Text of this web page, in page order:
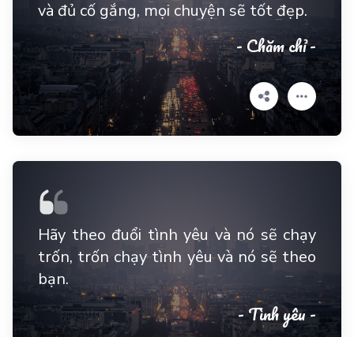
và đủ cố gắng, mọi chuyện sẽ tốt đẹp.
- Chăm chỉ -
Hãy theo đuổi tình yêu và nó sẽ chạy
trốn, trốn chạy tình yêu và nó sẽ theo
bạn.
- Tình yêu -